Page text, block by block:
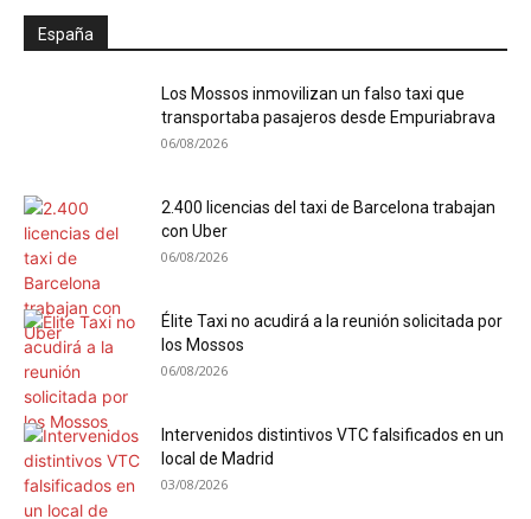
España
Los Mossos inmovilizan un falso taxi que
transportaba pasajeros desde Empuriabrava
06/08/2026
2.400 licencias del taxi de Barcelona trabajan
con Uber
06/08/2026
Élite Taxi no acudirá a la reunión solicitada por
los Mossos
06/08/2026
Intervenidos distintivos VTC falsificados en un
local de Madrid
03/08/2026